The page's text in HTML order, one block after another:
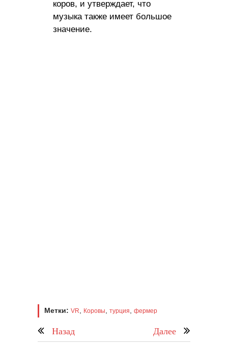
коров, и утверждает, что
музыка также имеет большое
значение.
Метки: VR Коровы турция фермер
Назад Далее